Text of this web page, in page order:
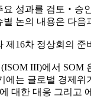
요 성과를 검토‧승
논의 내용은 다음
제16차 정상회의 준비
III)에서 SOM
에는 글로벌 경제위
대한 대응 그리고